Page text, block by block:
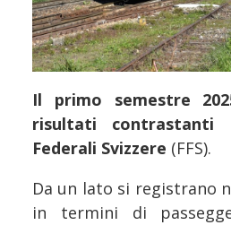
Il primo semestre
risultati contrastanti
Federali Svizzere (FFS).
Da un lato si registrano
in termini di